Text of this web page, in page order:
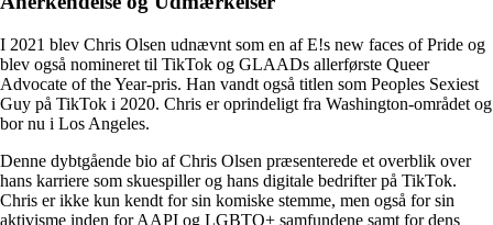
I 2021 blev Chris Olsen udnævnt som en af E!s new faces of Pride og
blev også nomineret til TikTok og GLAADs allerførste Queer
Advocate of the Year-pris. Han vandt også titlen som Peoples Sexiest
Guy på TikTok i 2020. Chris er oprindeligt fra Washington-området og
bor nu i Los Angeles.
Denne dybtgående bio af Chris Olsen præsenterede et overblik over
hans karriere som skuespiller og hans digitale bedrifter på TikTok.
Chris er ikke kun kendt for sin komiske stemme, men også for sin
aktivisme inden for AAPI og LGBTQ+ samfundene samt for dens